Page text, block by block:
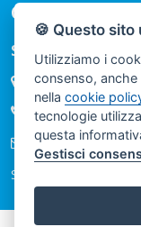
CONTATTI
Sommer
Via Guglielmo
(+39) 010 4040435
Seguici sui nostri social
🍪 Questo
Utilizziamo i
consenso,
nellacookie
tecnologie
questa
Gestisci